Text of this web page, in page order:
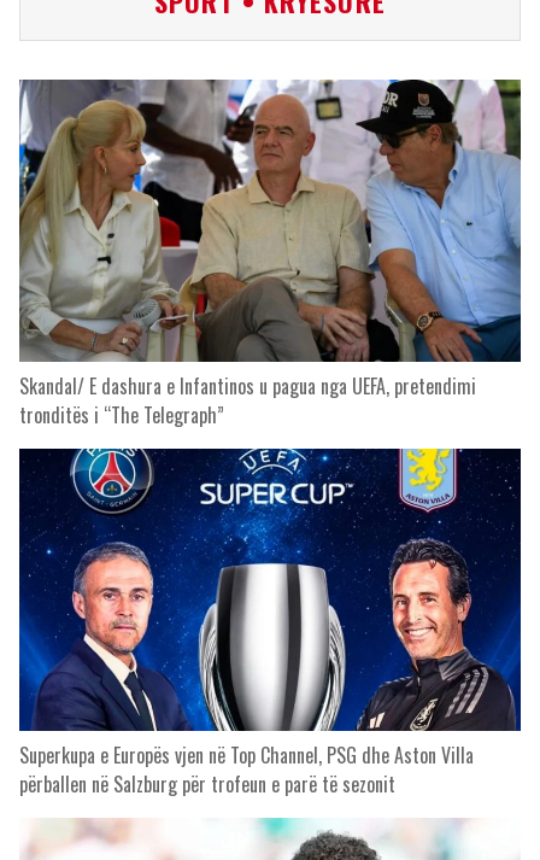
Skandal/ E dashura e Infantinos u pagua nga UEFA, pretendimi
tronditës i “The Telegraph”
Superkupa e Europës vjen në Top Channel, PSG dhe Aston Villa
përballen në Salzburg për trofeun e parë të sezonit